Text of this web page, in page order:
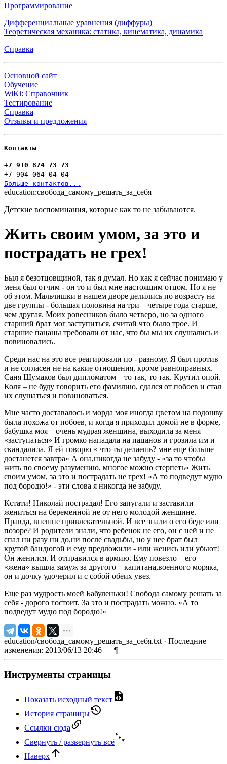
Программирование
Дифференциальные уравнения (диффуры)
Теоретическая механика: статика, кинематика, динамика
Справка
Основной сайт
Обучение
WiKi: Справочник
Тестирование
Справка
Отзывы и предложения
Контакты
+7 910 874 73 73
+7 904 064 04 04
Больше контактов...
education:свобода_самому_решать_за_себя
Детские воспоминания, которые как то не забываются.
Жить своим умом, за это и
пострадать не грех!
Был я безотцовщиной, так я думал. Но как я сейчас понимаю у
меня был отчим - он то и был мне настоящим отцом. Но я не
об этом. Мальчишки в нашем дворе делились по возрасту на
две группы - большая половина на три – четыре года старше,
чем другая. Моих ровесников было четверо, но за одного
старший брат мог заступиться, считай что было трое. И
старшие пацаны требовали от нас, что бы мы их слушались и
повиновались.
Среди нас на это все реагировали по - разному. Я был против
и не согласен не на какие отношения, кроме равноправных.
Саня Шумаков был дипломатом – то так, то так. Крутил опой.
Коля – не буду говорить его фамилию, сдался от побоев и стал
их слушаться и повиноваться.
Мне часто доставалось и морда моя иногда цветом на подошву
была похожа от побоев, и когда я приходил домой не в форме,
бабушка моя – очень мудрая женщина, выходила за меня
«заступаться» И громко нападала на пацанов и грозила им и
скандалила. Я ей говорю « что ты делаешь? мне еще больше
достанется завтра» А она,никогда не забуду - «за то чтобы
жить по своему разумению, многое можно стерпеть» Жить
своим умом, за это и пострадать не грех! «А то подведут мудю
под бородю!» - эти слова я никогда не забуду.
Кстати! Николай пострадал! Его запугали и заставили
жениться на беременной не от него молодой женщине.
Правда, внешне привлекательной. И все знали о его беде или
позоре? И родители знали, что ребенок не его, он с ней и не
спал ни разу ни до,ни после свадьбы, но у нее брат был
крутой бандюгой и ему предложили - или женись или убьют!
Он женился. И отправился в армию. Ему повезло – его
«жена» вышла замуж за другого – капитана,военного моряка,
он и дочку удочерил и с собой обеих увез.
Еще раз мудрость моей Бабуленьки! Свобода самому решать за
себя - дорого гостоит. За это и пострадать можно. «А то
подведут мудю под бородю!»
education/свобода_самому_решать_за_себя.txt · Последние
изменения: 2013/06/13 20:46 — ¶
Инструменты страницы
Показать исходный текст
История страницы
Ссылки сюда
Свернуть / развернуть всё
Наверх